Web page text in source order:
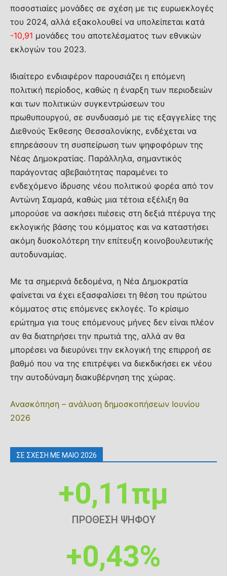
ποσοστιαίες μονάδες σε σχέση με τις ευρωεκλογές
του 2024, αλλά εξακολουθεί να υπολείπεται κατά
-10,91 μονάδες του αποτελέσματος των εθνικών
εκλογών του 2023.
Ιδιαίτερο ενδιαφέρον παρουσιάζει η επόμενη
πολιτική περίοδος, καθώς η έναρξη των περιοδειών
και των πολιτικών συγκεντρώσεων του
πρωθυπουργού, σε συνδυασμό με τις εξαγγελίες της
Διεθνούς Έκθεσης Θεσσαλονίκης, ενδέχεται να
επηρεάσουν τη συσπείρωση των ψηφοφόρων της
Νέας Δημοκρατίας. Παράλληλα, σημαντικός
παράγοντας αβεβαιότητας παραμένει το
ενδεχόμενο ίδρυσης νέου πολιτικού φορέα από τον
Αντώνη Σαμαρά, καθώς μια τέτοια εξέλιξη θα
μπορούσε να ασκήσει πιέσεις στη δεξιά πτέρυγα της
εκλογικής βάσης του κόμματος και να καταστήσει
ακόμη δυσκολότερη την επίτευξη κοινοβουλευτικής
αυτοδυναμίας.
Με τα σημερινά δεδομένα, η Νέα Δημοκρατία
φαίνεται να έχει εξασφαλίσει τη θέση του πρώτου
κόμματος στις επόμενες εκλογές. Το κρίσιμο
ερώτημα για τους επόμενους μήνες δεν είναι πλέον
αν θα διατηρήσει την πρωτιά της, αλλά αν θα
μπορέσει να διευρύνει την εκλογική της επιρροή σε
βαθμό που να της επιτρέψει να διεκδικήσει εκ νέου
την αυτοδύναμη διακυβέρνηση της χώρας.
Ανασκόπηση – ανάλυση δημοσκοπήσεων Ιουνίου
2026
ΣΕ ΣΧΕΣΗ ΜΕ ΜΑΙΟ 2026
+0,11πμ
ΠΡΟΘΕΣΗ ΨΗΦΟΥ
+0,43%